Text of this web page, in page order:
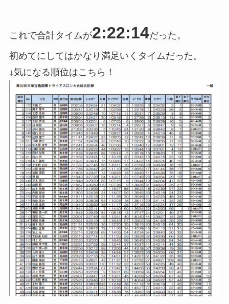
これで合計タイムが2:22:14だった。
初めてにしてはかなり満足いくタイムだった。
↓気になる順位はこちら！